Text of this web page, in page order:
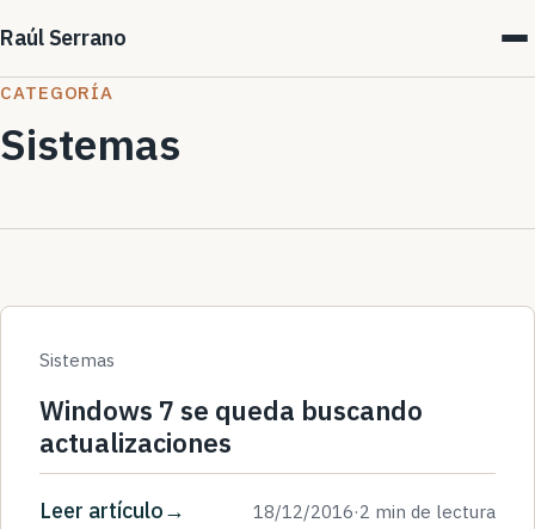
Raúl Serrano
CATEGORÍA
Sistemas
Sistemas
Windows 7 se queda buscando
actualizaciones
Leer artículo 18/12/2016·2 min de lectura